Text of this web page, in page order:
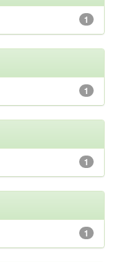
1
1
1
1